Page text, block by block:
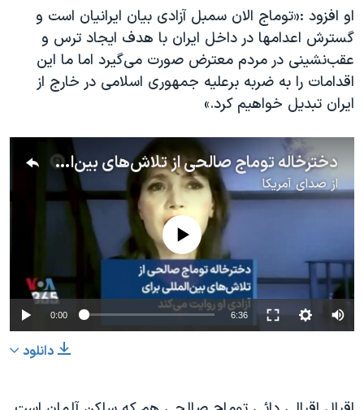
او افزود :«توماج الان سمبل آزادی بیان ایرانیان است و
گسترش اعدامها در داخل ایران با هدف ایجاد ترس و
عقب‌نشینی در مردم معترض صورت می‌گیرد اما ما این
اقدامات را به ضربه برعلیه جمهوری اسلامی در خارج از
ایران تبدیل خواهیم کرد.»
دخترخاله توماج صالحی از تلاش‌های بین‌المللی برای آزادی او روایت می‌کند
ازصدای آمریکا
No media source currently available
0:00 6:36
دانلود